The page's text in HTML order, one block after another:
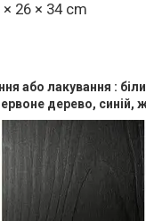
26 × 34 cm
або лакування :
дерево, синій,